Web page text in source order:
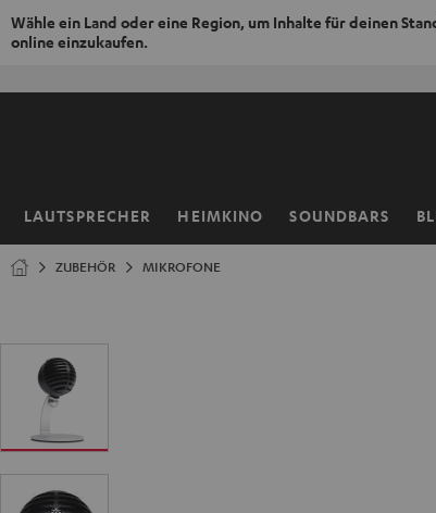
Wähle ein Land oder eine Region, um Inhalte für deinen
online einzukaufen.
LAUTSPRECHER HEIMKINO SOUNDBARS
Startseite
ZUBEHÖR MIKROFONE